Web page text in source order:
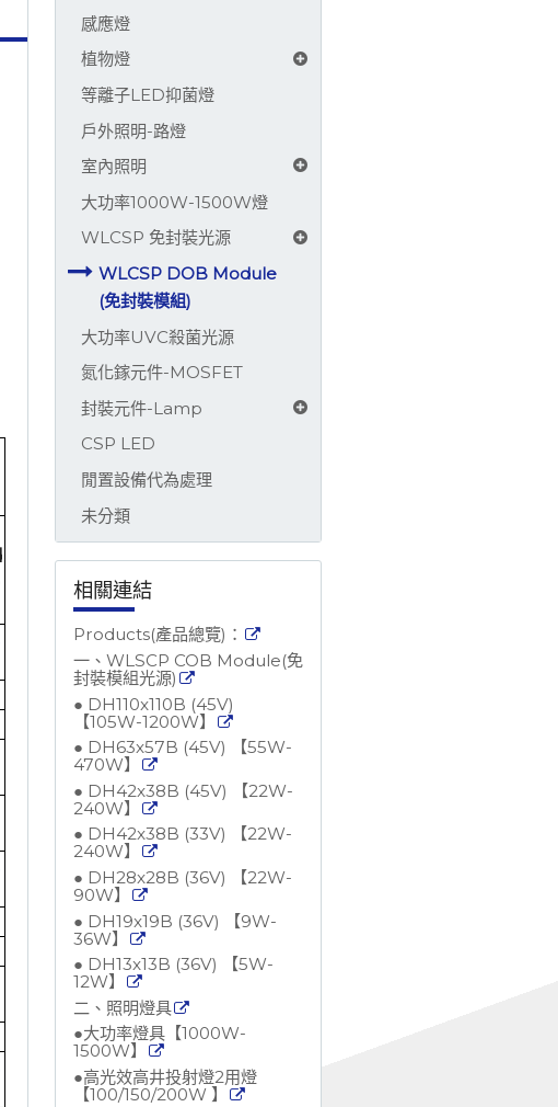
感應燈
植物燈
等離子LED抑菌燈
戶外照明-路燈
室內照明
大功率1000W-1500W燈
WLCSP 免封裝光源
WLCSP DOB Module
(免封裝模組)
大功率UVC殺菌光源
氮化鎵元件-MOSFET
封裝元件-Lamp
CSP LED
閒置設備代為處理
未分類
相關連結
Products(產品總覽)：
一、WLSCP COB Module(免
封裝模組光源)
● DH110x110B (45V)
【105W-1200W】
● DH63x57B (45V) 【55W-
470W】
● DH42x38B (45V) 【22W-
240W】
● DH42x38B (33V) 【22W-
240W】
● DH28x28B (36V) 【22W-
90W】
● DH19x19B (36V) 【9W-
36W】
● DH13x13B (36V) 【5W-
12W】
二、照明燈具
●大功率燈具【1000W-
1500W】
●高光效高井投射燈2用燈
【100/150/200W 】